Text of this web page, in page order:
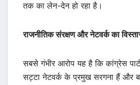
तक का लेन-देन हो रहा है।
राजनीतिक संरक्षण और नेटवर्क का
सबसे गंभीर आरोप यह है कि कांग्रेस
सट्टा नेटवर्क के प्रमुख सरगना हैं और